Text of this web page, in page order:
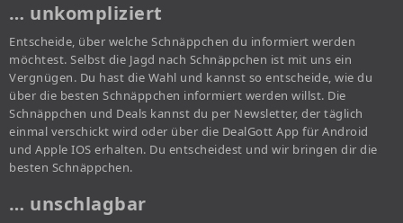
… unkompliziert
Entscheide, über welche Schnäppchen du informiert werden
möchtest. Selbst die Jagd nach Schnäppchen ist mit uns ein
Vergnügen. Du hast die Wahl und kannst so entscheide, wie du
über die besten Schnäppchen informiert werden willst. Die
Schnäppchen und Deals kannst du per Newsletter, der täglich
einmal verschickt wird oder über die DealGott App für Android
und Apple IOS erhalten. Du entscheidest und wir bringen dir die
besten Schnäppchen.
… unschlagbar